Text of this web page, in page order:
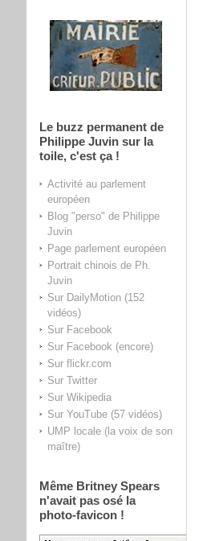
Le buzz permanent de
Philippe Juvin sur la
toile, c'est ça !
Activité au parlement
européen
Blog "perso" de Philippe
Juvin
Page parlement européen
Portrait chinois de Ph.
Juvin
Sur DailyMotion (152
vidéos)
Sur Facebook
Sur Facebook (encore)
Sur flickr.com
Sur Twitter
Sur Wikipedia
Sur YouTube (57 vidéos)
UMP locale (la voix de son
maître)
Même Britney Spears
n'avait pas osé la
photo-favicon !